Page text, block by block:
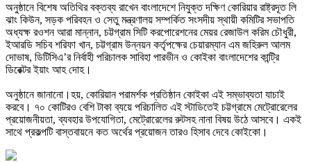
অনুষ্ঠানে বিশেষ অতিথির বক্তব্য রাখেন বাংলাদেশে নিযুক্ত দক্ষিণ কোরিয়ার রাষ্ট্রদূত লি
ঝাং কিউন, সড়ক পরিবহন ও সেতু মন্ত্রণালয় সম্পর্কিত সংসদীয় স্থায়ী কমিটির সভাপতি
অধ্যক্ষ রওশন আরা মান্নান, চট্টগ্রাম সিটি করপোরেশনের মেয়র রেজাউল করিম চৌধুরী,
ইআরডি সচিব শরিফা খান, চট্টগ্রাম উন্নয়ন কর্তৃপক্ষের চেয়ারম্যান এম জহিরুল আলম
দোভাষ, ডিটিসিএ’র নির্বাহী পরিচালক সাবিহা পারভীন ও কোইকা বাংলাদেশের কান্ট্রি
ডিরেক্টর ইয়াং আহ দোহ।
অনুষ্ঠানে জানানো।হয়, কোরিয়ান পরামর্শক প্রতিষ্ঠান কোইকা এই সম্ভাব্যতা যাচাই
করবে। ৭০ কোটিরও বেশি টাকা ব্যয়ে পরিচালিত এই স্টাডিতেই চট্টগ্রামে মেট্রোরেলের
প্রয়োজনীয়তা, ব্যবহার উপযোগিতা, মেট্রোরেলের রুটসহ নানা বিষয় উঠে আসবে। একই
সাথে প্রকল্পটি বাস্তবায়নে কত অর্থের প্রয়োজন তারও হিসাব দেবে কোইকো।